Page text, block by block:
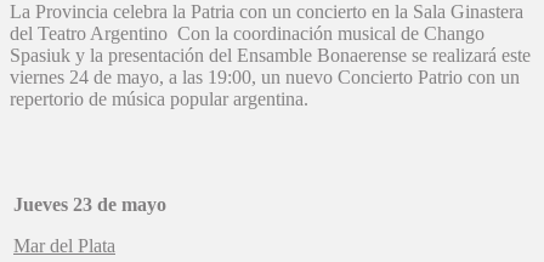
La Provincia celebra la Patria con un concierto en la Sala Ginastera
del Teatro Argentino Con la coordinación musical de Chango
Spasiuk y la presentación del Ensamble Bonaerense se realizará este
viernes 24 de mayo, a las 19:00, un nuevo Concierto Patrio con un
repertorio de música popular argentina.
Jueves 23 de mayo
Mar del Plata